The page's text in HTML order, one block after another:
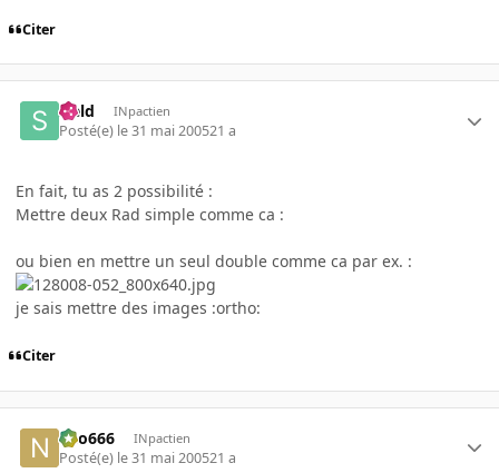
Citer
sield INpactien
Posté(e) le 31 mai 200521 a
En fait, tu as 2 possibilité :
Mettre deux Rad simple comme ca :
ou bien en mettre un seul double comme ca par ex. :
je sais mettre des images :ortho:
Citer
neo666 INpactien
Posté(e) le 31 mai 200521 a